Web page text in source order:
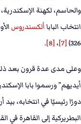
والحاسم، لكهنة
انتخاب الباباألكسندروس
326)
[7] ، [8]
.
وعلى مدى عدة قرون بعد
أيديهم” ورسموا بابا
دورًا رئيسيًا في انتخابه،
البطريركية إلى القاهرة